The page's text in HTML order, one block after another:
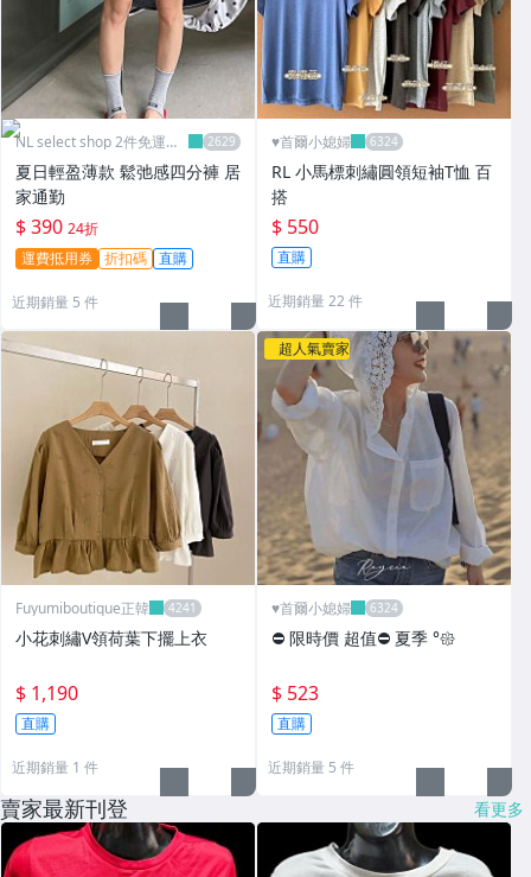
NL select shop 2件免運可
夏日輕盈薄款 鬆弛感四分褲 居
家通勤
$ 390 24折
運費抵用券 折扣碼 直購
近期銷量 5 件
♥️首爾小媳婦
RL 小馬標刺繡圓領短袖T恤 百
搭
$ 550
直購
近期銷量 22 件
Fuyumiboutique正韓
小花刺繡V領荷葉下擺上衣
$ 1,190
直購
近期銷量 1 件
超人氣賣家
♥️首爾小媳婦
⛔️ 限時價 超值⛔️ 夏季 °𑁍
$ 523
直購
近期銷量 5 件
賣家最新刊登 看更多